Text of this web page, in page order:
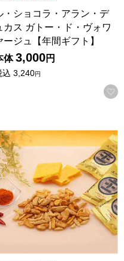
入りに登録する
・ショコラ・アラン・デ
カス ガトー・ド・ヴォワ
ージュ【年間ギフト】
体 3,000円
込 3,240円
)【年間ギフト】
様堂本店 王のかきたね詰